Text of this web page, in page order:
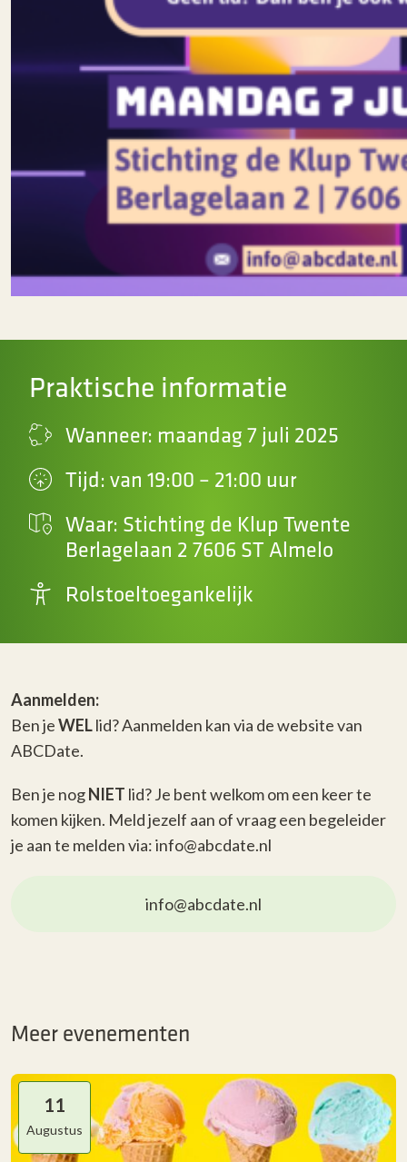
Praktische informatie
Wanneer: maandag 7 juli 2025
Tijd: van 19:00 – 21:00 uur
Waar: Stichting de Klup Twente
Berlagelaan 2 7606 ST Almelo
Rolstoeltoegankelijk
Aanmelden:
Ben jeWELlid? Aanmelden kan via de website van
ABCDate.
Ben je nogNIET lid? Je bent welkom om een keer te
komen kijken. Meld jezelf aan of vraag een begeleider
je aan te melden via: info@abcdate.nl
info@abcdate.nl
Meer evenementen
11
Augustus